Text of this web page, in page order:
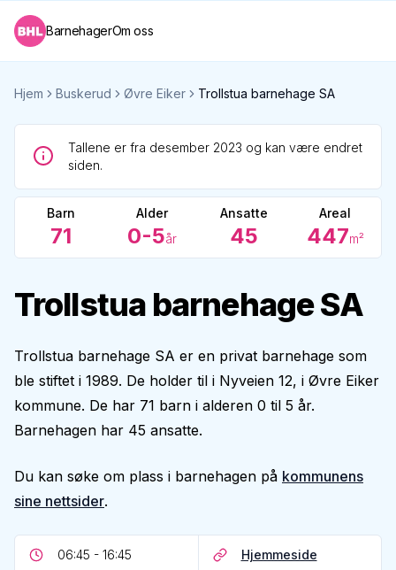
BarnehagerOm oss
Hjem Buskerud Øvre Eiker Trollstua barnehage SA
Tallene er fra desember 2023 og kan være endret
siden.
Barn
71
Alder
0-5år
Ansatte
45
Areal
447m²
Trollstua barnehage SA
Trollstua barnehage SA er en privat barnehage som
ble stiftet i 1989. De holder til i Nyveien 12, i Øvre Eiker
kommune. De har 71 barn i alderen 0 til 5 år.
Barnehagen har 45 ansatte.
Du kan søke om plass i barnehagen på kommunens
sine nettsider.
06:45 - 16:45 Hjemmeside